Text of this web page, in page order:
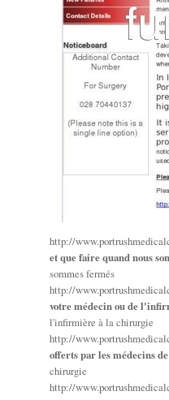
http://
et que faire quand nous
sommes fermés
http://
votre médecin ou de
l'infirmière à la chirurgie
http://
offerts par les médecins
chirurgie
http://